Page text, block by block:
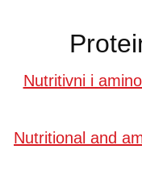
Nutritivni i
Nutritional and